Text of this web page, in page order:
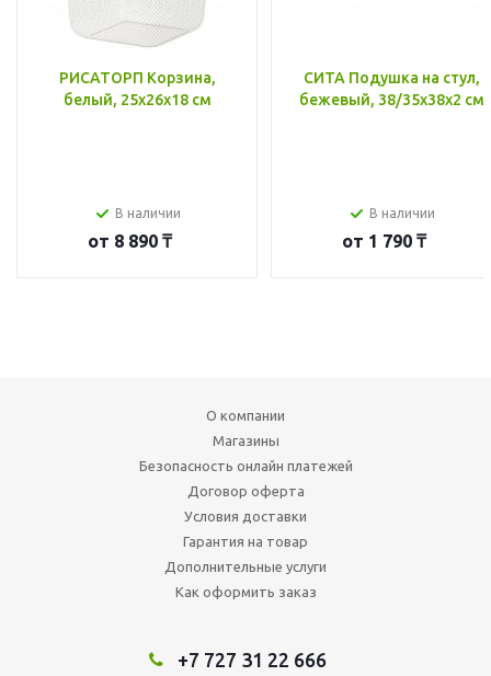
РИСАТОРП Корзина,
белый, 25x26x18 см
В наличии
от 8 890 ₸
СИТА Подушка на стул,
бежевый, 38/35x38x2 см
В наличии
от 1 790 ₸
О компании
Магазины
Безопасность онлайн платежей
Договор оферта
Условия доставки
Гарантия на товар
Дополнительные услуги
Как оформить заказ
+7 727 31 22 666